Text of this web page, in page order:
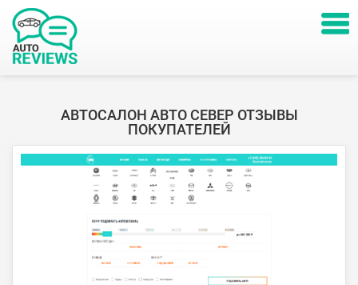
АВТОСАЛОН АВТО СЕВЕР ОТЗЫВЫ
ПОКУПАТЕЛЕЙ